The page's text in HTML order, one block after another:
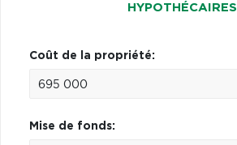
HYPOTHÉCAIRES
Coût de la propriété:
Mise de fonds: